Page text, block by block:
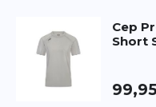
Highlights:
Ultraleichtes
Hoch
Rezension
Cep
Short